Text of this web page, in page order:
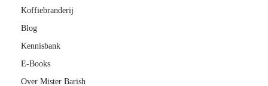
Koffiebranderij
Blog
Kennisbank
E-Books
Over Mister Barish